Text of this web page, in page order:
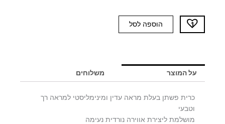
כמות
של
פסים
עבים
אחרונות
הוספה לסל
על המוצר משלוחים
כרית פשתן בעלת מראה עדין ומינימליסטי למראה רך
וטבעי
מושלמת ליצירת אווירה נורדית נעימה